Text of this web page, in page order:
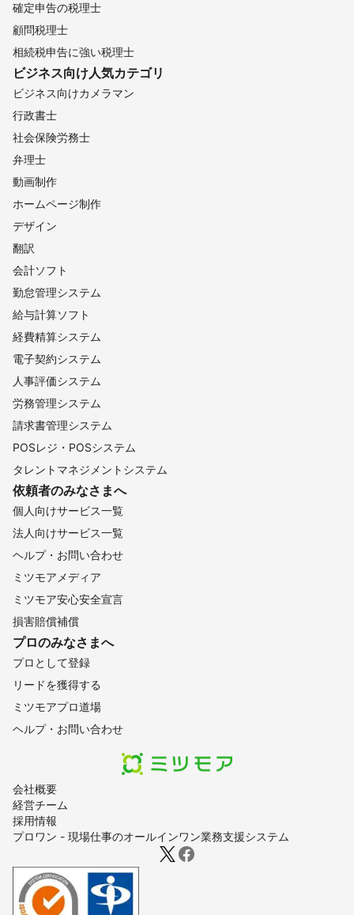
会社概要
経営チーム
採用情報
プロワン - 現場仕事のオールインワン業務支援システム
確定申告の税理士
顧問税理士
相続税申告に強い税理士
ビジネス向け人気カテゴリ
ビジネス向けカメラマン
行政書士
社会保険労務士
弁理士
動画制作
ホームページ制作
デザイン
翻訳
会計ソフト
勤怠管理システム
給与計算ソフト
経費精算システム
電子契約システム
人事評価システム
労務管理システム
請求書管理システム
POSレジ・POSシステム
タレントマネジメントシステム
依頼者のみなさまへ
個人向けサービス一覧
法人向けサービス一覧
ヘルプ・お問い合わせ
ミツモアメディア
ミツモア安心安全宣言
損害賠償補償
プロのみなさまへ
プロとして登録
リードを獲得する
ミツモアプロ道場
ヘルプ・お問い合わせ